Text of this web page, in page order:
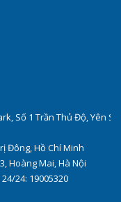
Số 1 Trần Thủ Độ, Yên
Đông, Hồ Chí Minh
Hoàng Mai, Hà Nội
24: 19005320